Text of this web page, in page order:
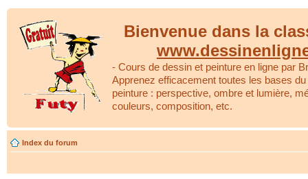
Bienvenue dans la
- Cours de dessin et peinture en ligne par
Apprenez efficacement toutes les bases
peinture : perspective, ombre et lumière,
couleurs, composition, etc.
Index du forum